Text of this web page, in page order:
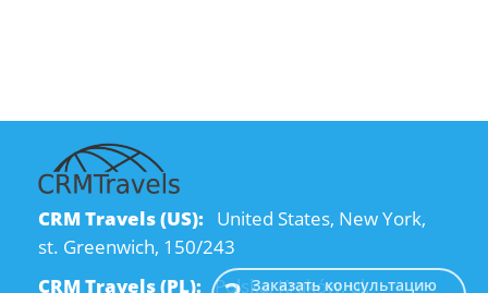
CRM Travels (US): United States, New York,
st. Greenwich, 150/243
CRM Travels (PL): Polska, Kraków, ul.
Заказать консультацию